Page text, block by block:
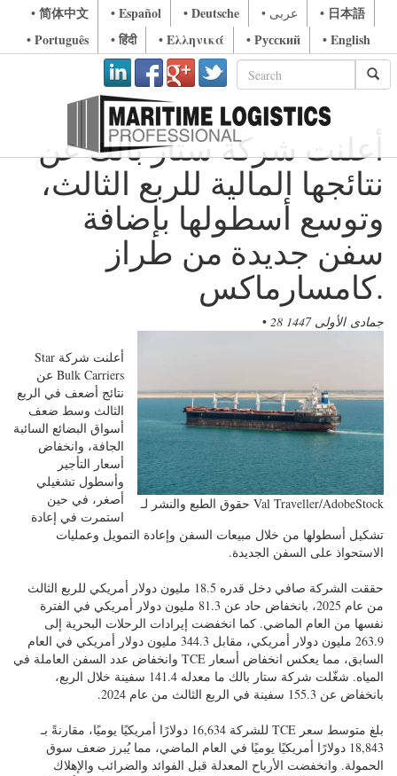
• 简体中文 • Español • Deutsche • عربى
• 日本語
• Português
• हिंदी • Ελληνικά • Русский • English
أعلنت شركة ستار بالك عن
نتائجها المالية للربع الثالث،
وتوسع أسطولها بإضافة
سفن جديدة من طراز
كامسارماكس.
• 28 جمادى الأولى 1447
حقوق الطبع والنشر لـ Val Traveller/AdobeStock
أعلنت شركة Star
Bulk Carriers عن
نتائج أضعف في الربع
الثالث وسط ضعف
أسواق البضائع السائبة
الجافة، وانخفاض
أسعار التأجير
وأسطول تشغيلي
أصغر، في حين
استمرت في إعادة
تشكيل أسطولها من خلال مبيعات السفن وإعادة التمويل وعمليات
الاستحواذ على السفن الجديدة.
حققت الشركة صافي دخل قدره 18.5 مليون دولار أمريكي للربع الثالث
من عام 2025، بانخفاض حاد عن 81.3 مليون دولار أمريكي في الفترة
نفسها من العام الماضي. كما انخفضت إيرادات الرحلات البحرية إلى
263.9 مليون دولار أمريكي، مقابل 344.3 مليون دولار أمريكي في العام
السابق، مما يعكس انخفاض أسعار TCE وانخفاض عدد السفن العاملة في
المياه. شغّلت شركة ستار بالك ما معدله 141.4 سفينة خلال الربع،
بانخفاض عن 155.3 سفينة في الربع الثالث من عام 2024.
بلغ متوسط سعر TCE للشركة 16,634 دولارًا أمريكيًا يوميًا، مقارنةً بـ
18,843 دولارًا أمريكيًا يوميًا في العام الماضي، مما يُبرز ضعف سوق
الحمولة. وانخفضت الأرباح المعدلة قبل الفوائد والضرائب والإهلاك